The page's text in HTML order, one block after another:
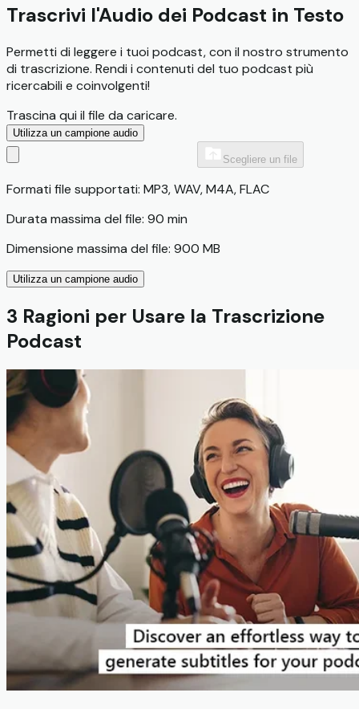
Trascrivi l'Audio dei Podcast in Testo
Permetti di leggere i tuoi podcast, con il nostro strumento
di trascrizione. Rendi i contenuti del tuo podcast più
ricercabili e coinvolgenti!
Trascina qui il file da caricare.
Utilizza un campione audio
Scegliere un file
Formati file supportati: MP3, WAV, M4A, FLAC
Durata massima del file: 90 min
Dimensione massima del file: 900 MB
Utilizza un campione audio
3 Ragioni per Usare la Trascrizione
Podcast